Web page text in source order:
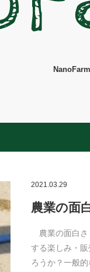
2021.03.29
農業の面
農業の面白さ
する楽しみ・
ろうか？一般